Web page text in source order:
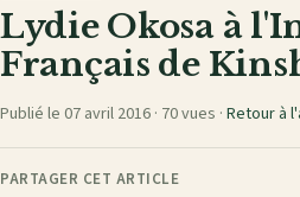
Lydie Okosa à
Français de
Publié le 07 avril 2016 · 70 vues · Retour à
PARTAGER CET ARTICLE